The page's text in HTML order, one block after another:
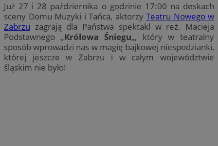
Już 27 i 28 października o godzinie 17:00 na deskach
sceny Domu Muzyki i Tańca, aktorzy Teatru Nowego w
Zabrzu zagrają dla Państwa spektakl w reż. Macieja
Podstawnego „Królowa Śniegu„, który w teatralny
sposób wprowadzi nas w magię bajkowej niespodzianki,
której jeszcze w Zabrzu i w całym województwie
śląskim nie było!